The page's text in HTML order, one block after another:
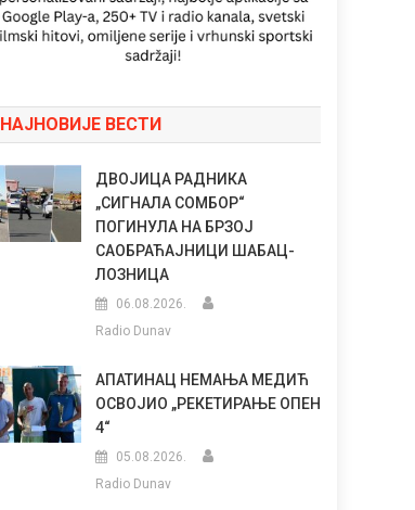
НАЈНОВИЈЕ ВЕСТИ
ДВОЈИЦА РАДНИКА
„СИГНАЛА СОМБОР“
ПОГИНУЛА НА БРЗОЈ
САОБРАЋАЈНИЦИ ШАБАЦ-
ЛОЗНИЦА
06.08.2026.
Radio Dunav
АПАТИНАЦ НЕМАЊА МЕДИЋ
ОСВОЈИО „РЕКЕТИРАЊЕ ОПЕН
4“
05.08.2026.
Radio Dunav